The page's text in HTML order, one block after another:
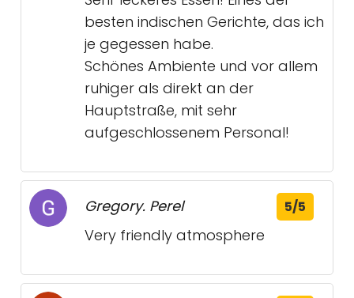
besten indischen Gerichte, das ich
je gegessen habe.
Schönes Ambiente und vor allem
ruhiger als direkt an der
Hauptstraße, mit sehr
aufgeschlossenem Personal!
Gregory. Perel 5/5
Very friendly atmosphere